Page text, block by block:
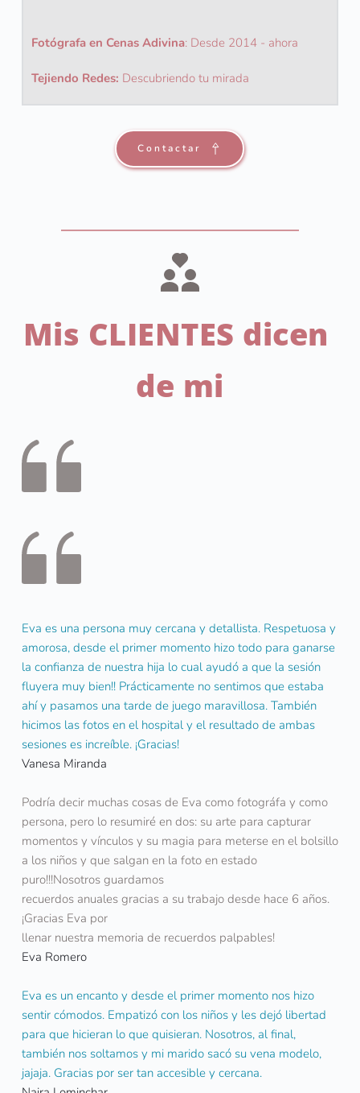
Fotógrafa en Cenas Adivina: Desde 2014 - ahora
Tejiendo Redes: Descubriendo tu mirada
Contactar
Mis CLIENTES dicen
de mi
Eva es una persona muy cercana y detallista. Respetuosa y
amorosa, desde el primer momento hizo todo para ganarse
la confianza de nuestra hija lo cual ayudó a que la sesión
fluyera muy bien!! Prácticamente no sentimos que estaba
ahí y pasamos una tarde de juego maravillosa. También
hicimos las fotos en el hospital y el resultado de ambas
sesiones es increíble. ¡Gracias!
Vanesa Miranda
Podría decir muchas cosas de Eva como fotográfa y como
persona, pero lo resumiré en dos: su arte para capturar
momentos y vínculos y su magia para meterse en el bolsillo
a los niños y que salgan en la foto en estado
puro!!!Nosotros guardamos
recuerdos anuales gracias a su trabajo desde hace 6 años.
¡Gracias Eva por
llenar nuestra memoria de recuerdos palpables!
Eva Romero
Eva es un encanto y desde el primer momento nos hizo
sentir cómodos. Empatizó con los niños y les dejó libertad
para que hicieran lo que quisieran. Nosotros, al final,
también nos soltamos y mi marido sacó su vena modelo,
jajaja. Gracias por ser tan accesible y cercana.